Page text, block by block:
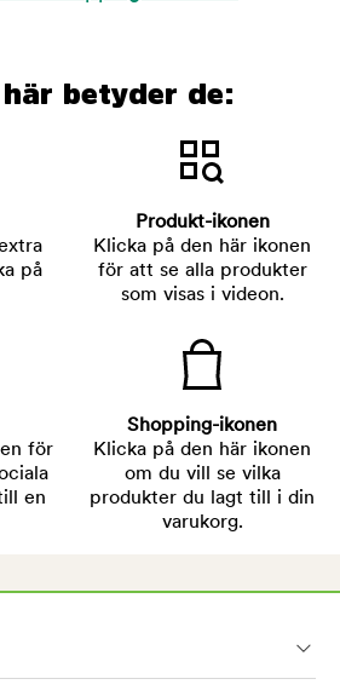
betyder de:
på
Produkt-ikonen
Klicka på den här ikonen
för att se alla produkter
som visas i videon.
för
en
Shopping-ikonen
Klicka på den här ikonen
om du vill se vilka
produkter du lagt till i din
varukorg.